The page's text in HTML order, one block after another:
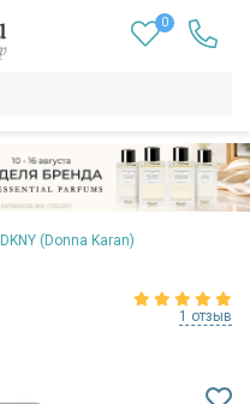
0
DKNY (Donna Karan)
1 отзыв